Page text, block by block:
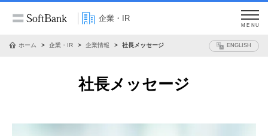
企業・IR
MENU
ホーム 企業・IR 企業情報 社長メッセージ ENGLISH
社長メッセージ